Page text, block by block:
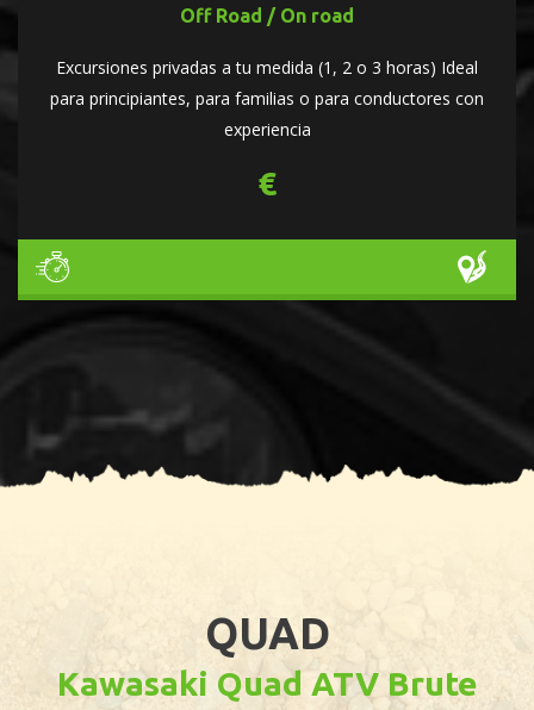
Off Road / On road
Excursiones privadas a tu medida (1, 2 o 3 horas) Ideal
para principiantes, para familias o para conductores con
experiencia
€
QUAD
Kawasaki Quad ATV Brute